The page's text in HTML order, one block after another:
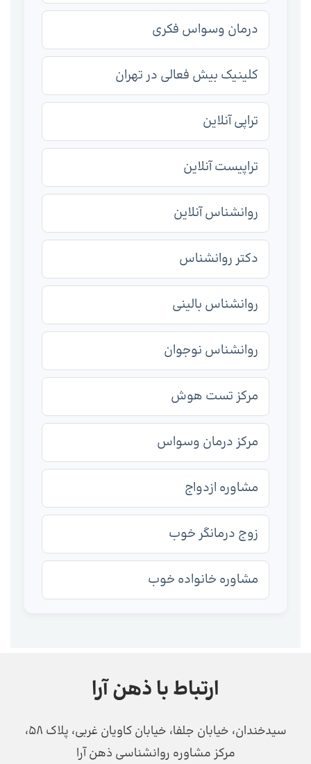
درمان وسواس فکری
کلینیک بیش فعالی در تهران
تراپی آنلاین
تراپیست آنلاین
روانشناس آنلاین
دکتر روانشناس
روانشناس بالینی
روانشناس نوجوان
مرکز تست هوش
مرکز درمان وسواس
مشاوره ازدواج
زوج درمانگر خوب
مشاوره خانواده خوب
ارتباط با ذهن آرا
سیدخندان، خیابان جلفا، خیابان کاویان غربی، پلاک 58،
مرکز مشاوره روانشناسی ذهن آرا